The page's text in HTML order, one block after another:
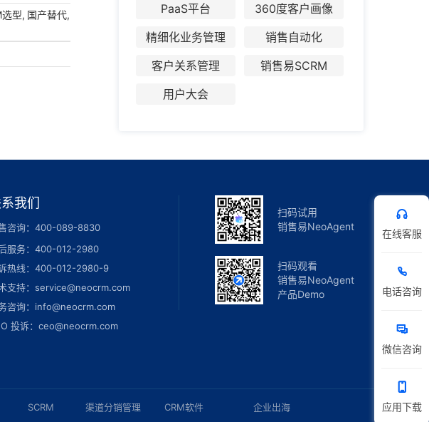
选型, 国产替代,
PaaS平台
360度客户画像
精细化业务管理
销售自动化
客户关系管理
销售易SCRM
用户大会
我们
咨询：400-089-8830
服务：400-012-2980
热线：400-012-2980-9
支持：service@neocrm.com
咨询：info@neocrm.com
投诉：ceo@neocrm.com
扫码试用
销售易NeoAgent
扫码观看
销售易NeoAgent
产品Demo
SCRM
渠道分销管理
CRM软件
企业出海
在线客服
电话咨询
微信咨询
应用下载